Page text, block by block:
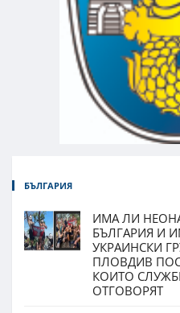
БЪЛГАРИЯ
ИМА ЛИ
БЪЛГАРИЯ И
УКРАИНСКИ
ПЛОВДИВ
КОИТО
ОТГОВОРЯТ